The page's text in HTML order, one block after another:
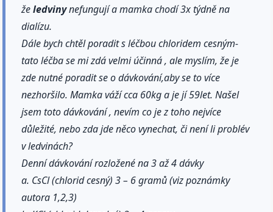
želedvinynefungují a mamka chodí 3x týdně na
dialízu.
Dále bych chtěl poradit s léčbou chloridem cesným-
tato léčba se mi zdá velmi účinná , ale myslím, že je
zde nutné poradit se o dávkování,aby se to více
nezhoršilo. Mamka váží cca 60kg a je jí 59let. Našel
jsem toto dávkování , nevím co je z toho nejvíce
důležité, nebo zda jde něco vynechat, či není li problév
v ledvinách?
Denní dávkování rozložené na 3 až 4 dávky
a. CsCl (chlorid cesný) 3 – 6 gramů (viz poznámky
autora 1,2,3)